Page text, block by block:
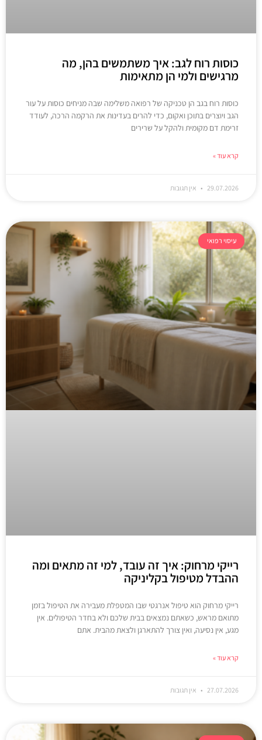
כוסות רוח לגב: איך משתמשים בהן, מה
מרגישים ולמי הן מתאימות
כוסות רוח בגב הן טכניקה של רפואה משלימה שבה מניחים כוסות על עור
הגב ויוצרים בתוכן ואקום, כדי להרים בעדינות את הרקמה הרכה, לעודד
זרימת דם מקומית ולהקל על שרירים
קרא עוד »
29.07.2026 אין תגובות
עיסוי רפואי
רייקי מרחוק: איך זה עובד, למי זה מתאים ומה
ההבדל מטיפול בקליניקה
רייקי מרחוק הוא טיפול אנרגטי שבו המטפלת מעבירה את הטיפול בזמן
מתואם מראש, כשאתם נמצאים בבית שלכם ולא בחדר הטיפולים. אין
מגע, אין נסיעה, ואין צורך להתארגן ולצאת מהבית. אתם
קרא עוד »
27.07.2026 אין תגובות